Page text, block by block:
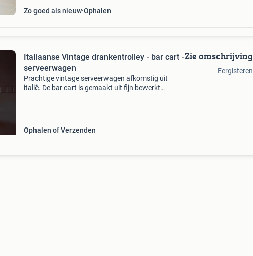
Zo goed als nieuw Ophalen
Italiaanse Vintage drankentrolley - bar cart -
serveerwagen
Prachtige vintage serveerwagen afkomstig uit
italië. De bar cart is gemaakt uit fijn bewerkt
Ophalen of Verzenden
Zie omschrijving
Eergisteren